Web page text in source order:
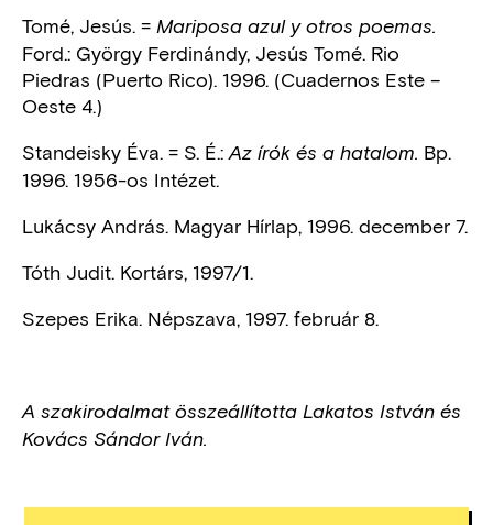
Tomé, Jesús. = Mariposa azul y otros poemas.
Ford.: György Ferdinándy, Jesús Tomé. Rio
Piedras (Puerto Rico). 1996. (Cuadernos Este –
Oeste 4.)
Standeisky Éva. = S. É.: Az írók és a hatalom. Bp.
1996. 1956-os Intézet.
Lukácsy András. Magyar Hírlap, 1996. december 7.
Tóth Judit. Kortárs, 1997/1.
Szepes Erika. Népszava, 1997. február 8.
A szakirodalmat összeállította Lakatos István és
Kovács Sándor Iván.